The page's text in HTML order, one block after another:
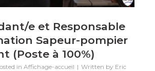
e et Responsable
Sapeur-pompier
(Poste à 100%)
in Affichage-accueil Written by Eric